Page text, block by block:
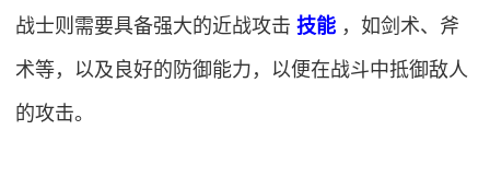
战士则需要具备强大的近战攻击 技能 ，如剑术、斧
术等，以及良好的防御能力，以便在战斗中抵御敌人
的攻击。